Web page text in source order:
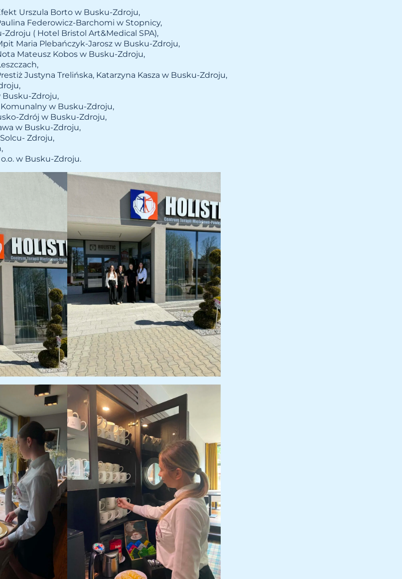
Urszula Borto w Busku-Zdroju,
Federowicz-Barchomi w Stopnicy,
Zdroju ( Hotel Bristol Art&Medical SPA),
Maria Plebańczyk-Jarosz w Busku-Zdroju,
Mateusz Kobos w Busku-Zdroju,
Justyna Trelińska, Katarzyna Kasza w Busku-Zdroju,
Busku-Zdroju,
w Busku-Zdroju,
Zdrój w Busku-Zdroju,
w Busku-Zdroju,
Zdroju,
o.o. w Busku-Zdroju.